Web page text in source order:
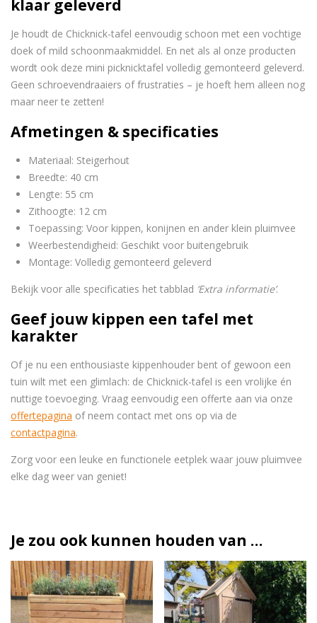
klaar geleverd
Je houdt de Chicknick-tafel eenvoudig schoon met een vochtige
doek of mild schoonmaakmiddel. En net als al onze producten
wordt ook deze mini picknicktafel volledig gemonteerd geleverd.
Geen schroevendraaiers of frustraties – je hoeft hem alleen nog
maar neer te zetten!
Afmetingen & specificaties
Materiaal: Steigerhout
Breedte: 40 cm
Lengte: 55 cm
Zithoogte: 12 cm
Toepassing: Voor kippen, konijnen en ander klein pluimvee
Weerbestendigheid: Geschikt voor buitengebruik
Montage: Volledig gemonteerd geleverd
Bekijk voor alle specificaties het tabblad ‘Extra informatie’.
Geef jouw kippen een tafel met
karakter
Of je nu een enthousiaste kippenhouder bent of gewoon een
tuin wilt met een glimlach: de Chicknick-tafel is een vrolijke én
nuttige toevoeging. Vraag eenvoudig een offerte aan via onze
offertepagina of neem contact met ons op via de
contactpagina.
Zorg voor een leuke en functionele eetplek waar jouw pluimvee
elke dag weer van geniet!
Je zou ook kunnen houden van …